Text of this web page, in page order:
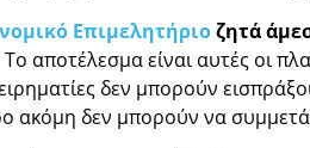
Επιμελητήριοζητά
Το αποτέλεσμα είναι αυτές οι
δεν μπορούν
ακόμη δεν μπορούν να